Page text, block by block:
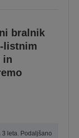
bralnik
listnim
in
leta. Podaljšano